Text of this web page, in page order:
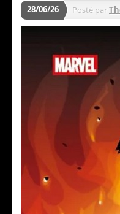
28/06/26 Posté par